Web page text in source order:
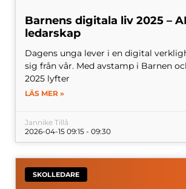
Barnens digitala liv 2025 –
ledarskap
Dagens unga lever i en digital
sig från vår. Med avstamp i Barnen
2025 lyfter
LÄS MER »
Jannike Tillå
2026-04-15 09:15 - 09:30
SKOLLEDARE